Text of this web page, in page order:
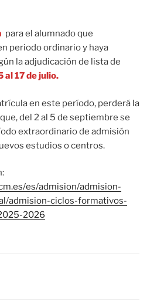
para el alumnado que
periodo ordinario y haya
la adjudicación de lista de
al 17 de julio.
en este período, perderá la
del 2 al 5 de septiembre se
extraordinario de admisión
estudios o centros.
es/admision/admision-
admision-ciclos-formativos-
2026